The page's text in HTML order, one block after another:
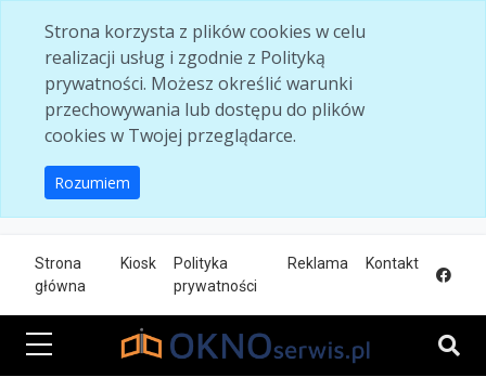
Strona korzysta z plików cookies w celu
realizacji usług i zgodnie z Polityką
prywatności. Możesz określić warunki
przechowywania lub dostępu do plików
cookies w Twojej przeglądarce.
Rozumiem
Strona
główna
Kiosk
Polityka
prywatności
Reklama Kontakt